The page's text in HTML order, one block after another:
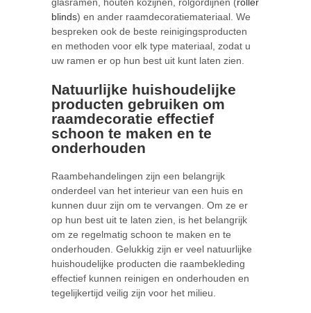
blinds) en ander raamdecoratiemateriaal. We
bespreken ook de beste reinigingsproducten
en methoden voor elk type materiaal, zodat u
uw ramen er op hun best uit kunt laten zien.
Natuurlijke huishoudelijke
producten gebruiken om
raamdecoratie effectief
schoon te maken en te
onderhouden
Raambehandelingen zijn een belangrijk
onderdeel van het interieur van een huis en
kunnen duur zijn om te vervangen. Om ze er
op hun best uit te laten zien, is het belangrijk
om ze regelmatig schoon te maken en te
onderhouden. Gelukkig zijn er veel natuurlijke
huishoudelijke producten die raambekleding
effectief kunnen reinigen en onderhouden en
tegelijkertijd veilig zijn voor het milieu.